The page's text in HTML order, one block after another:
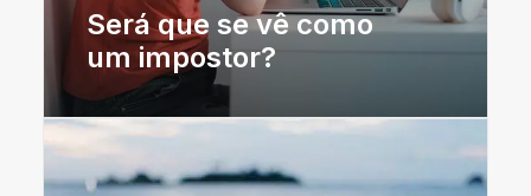
Será que se vê como
um impostor?